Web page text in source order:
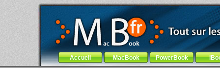
MacBook-fr.com : 100% Apple... 100% nomade !
Aller au contenu-Aller au menu général-Aller au menu de
Menu général
Accueil MacBook PowerBook